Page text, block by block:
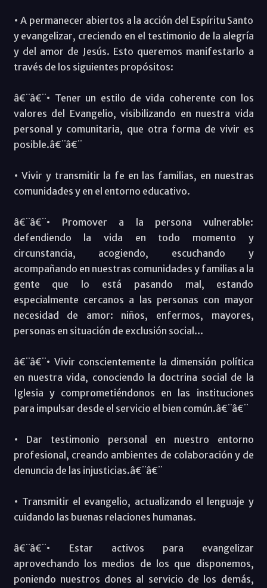
• A permanecer abiertos a la acción del Espíritu Santo
y evangelizar, creciendo en el testimonio de la alegría
y del amor de Jesús. Esto queremos manifestarlo a
través de los siguientes propósitos:
â€¨â€¨• Tener un estilo de vida coherente con los
valores del Evangelio, visibilizando en nuestra vida
personal y comunitaria, que otra forma de vivir es
posible.â€¨â€¨
• Vivir y transmitir la fe en las familias, en nuestras
comunidades y en el entorno educativo.
â€¨â€¨• Promover a la persona vulnerable:
defendiendo la vida en todo momento y
circunstancia, acogiendo, escuchando y
acompañando en nuestras comunidades y familias a la
gente que lo está pasando mal, estando
especialmente cercanos a las personas con mayor
necesidad de amor: niños, enfermos, mayores,
personas en situación de exclusión social...
â€¨â€¨• Vivir conscientemente la dimensión política
en nuestra vida, conociendo la doctrina social de la
Iglesia y comprometiéndonos en las instituciones
para impulsar desde el servicio el bien común.â€¨â€¨
• Dar testimonio personal en nuestro entorno
profesional, creando ambientes de colaboración y de
denuncia de las injusticias.â€¨â€¨
• Transmitir el evangelio, actualizando el lenguaje y
cuidando las buenas relaciones humanas.
â€¨â€¨• Estar activos para evangelizar
aprovechando los medios de los que disponemos,
poniendo nuestros dones al servicio de los demás,